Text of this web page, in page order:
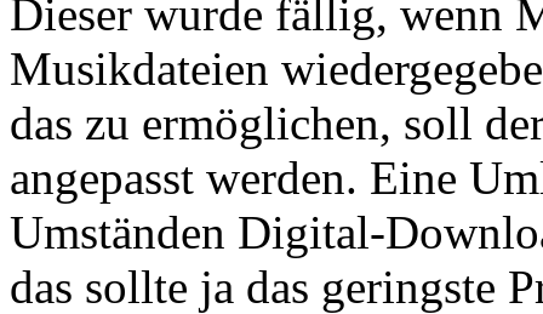
Dieser wurde fällig, wenn
Musikdateien
das zu ermöglichen, soll
angepasst werden. Eine
Umständen Digital-
das sollte ja das geringste